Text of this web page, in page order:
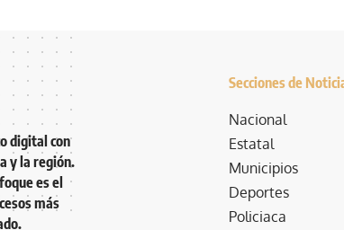
digital con
y la región.
es el
más
Secciones de
Nacional
Estatal
Municipios
Deportes
Policiaca